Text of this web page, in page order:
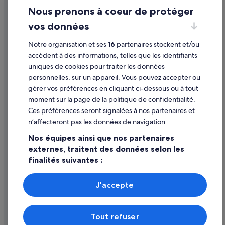
Montluçon : hôtels
Nancy : hôtels
Nîmes : hôtels
Paris : hôtels
Perpignan : hôtels
Poitiers : hôtels
Provins : hôtels Hôtels avec piscine
Rennes-Le-Château : hôtels
Rouen : hôtels
Saint-Étienne : hôtels
Saintes : hôtels
Sens : hôtels
Strasbourg : hôtels Hôtels avec piscine
Mentions légales / Nous contacter
Directives de contenu et signalement de contenus
Aide
Assistance
Annuler votre vol
Annuler une réservation d'hôtel ou de location de vacances
Délais de remboursement
Documents de voyage internationaux
Parmi les moyens de paiement acceptés sur expedia.fr figurent :
American Express, Diner’s Club International, Mastercard, Visa, Visa
Electron, CartaSi, Carte Bleue, PayPal et Eurocard.
© 2026 Expedia, Inc., une entreprise d’Expedia Group. Tous droits
Nous prenons à coeur de protéger
vos données
Notre organisation et ses16 partenaires stockent et/ou
accèdent à des informations, telles que les identifiants
uniques de cookies pour traiter les données
personnelles, sur un appareil. Vous pouvez accepter ou
gérer vos préférences en cliquant ci-dessous ou à tout
moment sur la page de la politique de confidentialité.
Ces préférences seront signalées à nos partenaires et
n’affecteront pas les données de navigation.
Nos équipes ainsi que nos partenaires
externes, traitent des données selon les
finalités suivantes :
Utiliser des données de géolocalisation précises. Analyser
activement les caractéristiques de l’appareil pour
l’identification. Stocker et/ou accéder à des informations
mesure de performance des publicités et du contenu,
études d’audience et développement de services.
Tout refuser
J'accepte